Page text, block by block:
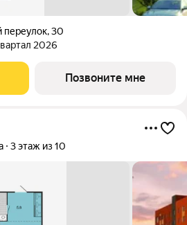
переулок,30
2026
Позвоните мне
3 этаж из 10